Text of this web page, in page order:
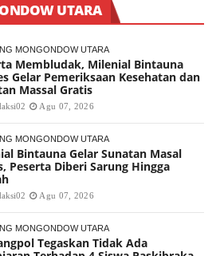
UTARA
MONGONDOW UTARA
Membludak, Milenial Bintauna
Gelar Pemeriksaan Kesehatan dan
Massal Gratis
Agu 07, 2026
MONGONDOW UTARA
Bintauna Gelar Sunatan Masal
Peserta Diberi Sarung Hingga
Agu 07, 2026
MONGONDOW UTARA
Tegaskan Tidak Ada